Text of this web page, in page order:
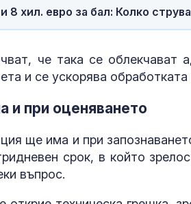
8 хил. евро за бал: Колко
че така се облекчават
и се ускорява
и при оценяването
ще има и при
срок, в който
въпрос.